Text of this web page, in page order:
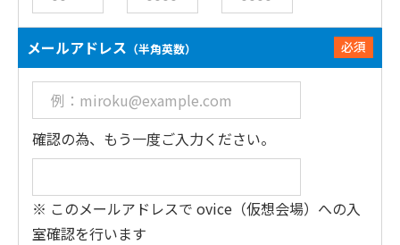
必須
メールアドレス （半角英数）
確認の為、もう一度ご入力ください。
※ このメールアドレスで ovice（仮想会場）への入
室確認を行います